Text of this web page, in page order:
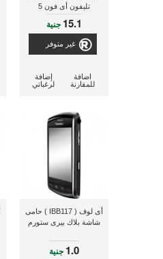
تليفون أى فون 5
15.1 جنية
غير متوفر
إضافة
لرغباتي
اضافة
للمقارنة
أى لوف ( IBB117 ) حامى
شاشة بلاك بيرى ستورم
1.0 جنية